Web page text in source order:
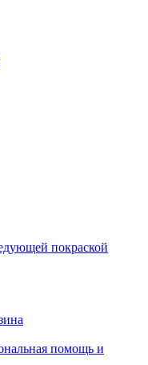
покраской
помощь и